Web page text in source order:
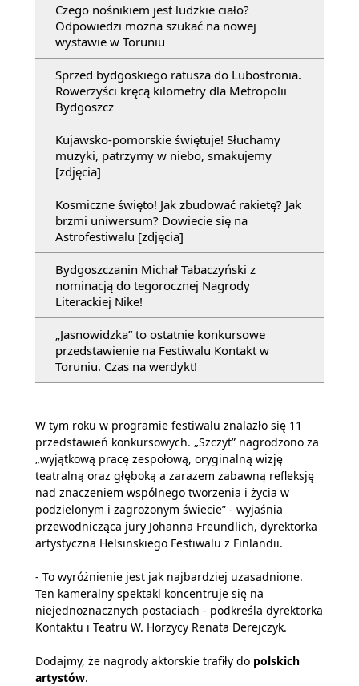
Czego nośnikiem jest ludzkie ciało?
Odpowiedzi można szukać na nowej
wystawie w Toruniu
Sprzed bydgoskiego ratusza do Lubostronia.
Rowerzyści kręcą kilometry dla Metropolii
Bydgoszcz
Kujawsko-pomorskie świętuje! Słuchamy
muzyki, patrzymy w niebo, smakujemy
[zdjęcia]
Kosmiczne święto! Jak zbudować rakietę? Jak
brzmi uniwersum? Dowiecie się na
Astrofestiwalu [zdjęcia]
Bydgoszczanin Michał Tabaczyński z
nominacją do tegorocznej Nagrody
Literackiej Nike!
„Jasnowidzka” to ostatnie konkursowe
przedstawienie na Festiwalu Kontakt w
Toruniu. Czas na werdykt!
W tym roku w programie festiwalu znalazło się 11
przedstawień konkursowych. „Szczyt” nagrodzono za
„wyjątkową pracę zespołową, oryginalną wizję
teatralną oraz głęboką a zarazem zabawną refleksję
nad znaczeniem wspólnego tworzenia i życia w
podzielonym i zagrożonym świecie” - wyjaśnia
przewodnicząca jury Johanna Freundlich, dyrektorka
artystyczna Helsinskiego Festiwalu z Finlandii.
- To wyróżnienie jest jak najbardziej uzasadnione.
Ten kameralny spektakl koncentruje się na
niejednoznacznych postaciach - podkreśla dyrektorka
Kontaktu i Teatru W. Horzycy Renata Derejczyk.
Dodajmy, że nagrody aktorskie trafiły do polskich
artystów.